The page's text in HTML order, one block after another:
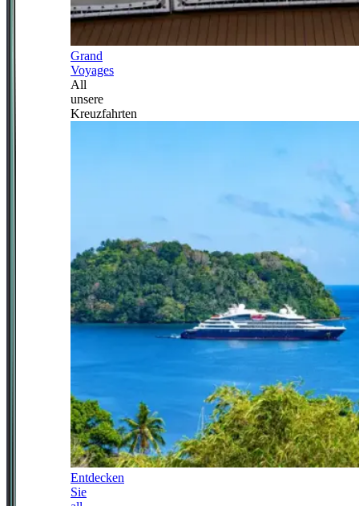
Grand
Voyages
All
unsere
Kreuzfahrten
Entdecken
Sie